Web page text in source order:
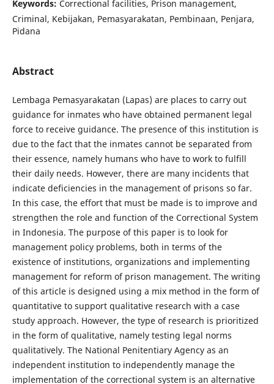
Keywords: Correctional facilities, Prison management,
Criminal, Kebijakan, Pemasyarakatan, Pembinaan, Penjara,
Pidana
Abstract
Lembaga Pemasyarakatan (Lapas) are places to carry out
guidance for inmates who have obtained permanent legal
force to receive guidance. The presence of this institution is
due to the fact that the inmates cannot be separated from
their essence, namely humans who have to work to fulfill
their daily needs. However, there are many incidents that
indicate deficiencies in the management of prisons so far.
In this case, the effort that must be made is to improve and
strengthen the role and function of the Correctional System
in Indonesia. The purpose of this paper is to look for
management policy problems, both in terms of the
existence of institutions, organizations and implementing
management for reform of prison management. The writing
of this article is designed using a mix method in the form of
quantitative to support qualitative research with a case
study approach. However, the type of research is prioritized
in the form of qualitative, namely testing legal norms
qualitatively. The National Penitentiary Agency as an
independent institution to independently manage the
implementation of the correctional system is an alternative